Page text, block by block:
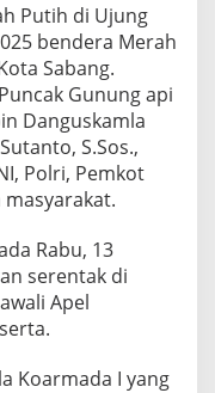
Putih di Ujung
bendera Merah
Sabang.
Gunung api
Danguskamla
S.Sos.,
Polri, Pemkot
Rabu, 13
serentak di
Apel
Koarmada I yang